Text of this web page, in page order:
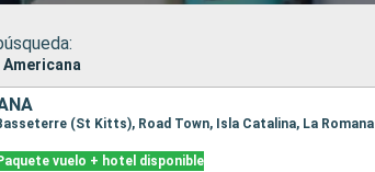
(St Kitts), Road Town, Isla Catalina, La Romana
vuelo + hotel disponible